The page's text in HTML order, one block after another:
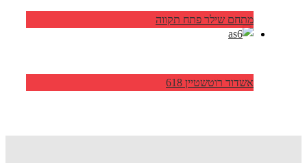
מתחם שילר פתח תקווה
אשדוד רוטשטיין 618